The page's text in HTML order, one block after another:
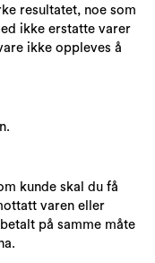
resultatet, noe som
ikke erstatte varer
ikke oppleves å
kunde skal du få
varen eller
på samme måte